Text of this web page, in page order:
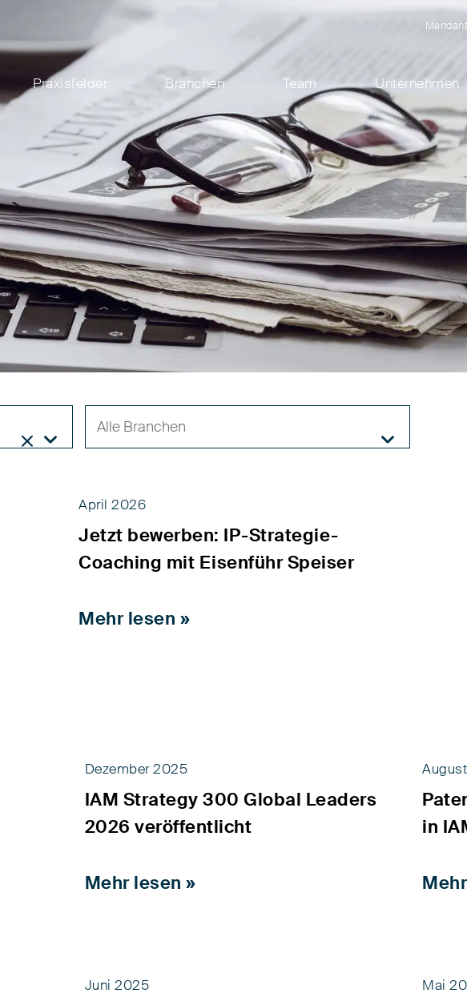
Praxisfelder Branchen Team Unternehmen
Nachrichten
 
Alle Branchen

April 2026
Jetzt bewerben: IP-Strategie-
Coaching mit Eisenführ Speiser
Mehr lesen »
Dezember 2025
IAM Strategy 300 Global Leaders
2026 veröffentlicht
Mehr lesen »
in
Juni 2025 Mai